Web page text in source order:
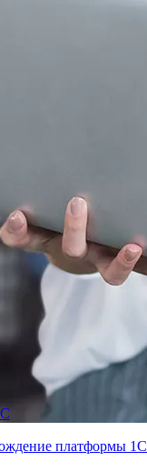
платформы 1С